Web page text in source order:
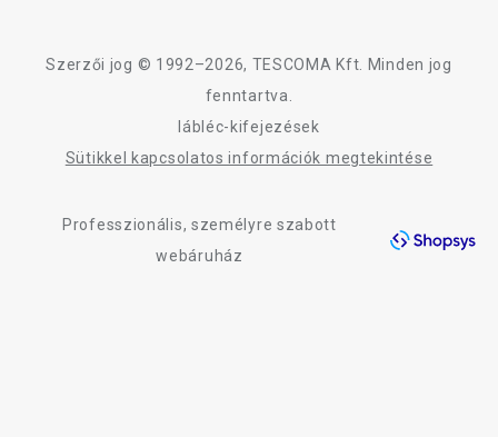
Adatkezelési Tájékoztató
Szerzői jog © 1992–2026, TESCOMA Kft. Minden jog
fenntartva.
lábléc-kifejezések
Sütikkel kapcsolatos információk megtekintése
Professzionális, személyre szabott
webáruház